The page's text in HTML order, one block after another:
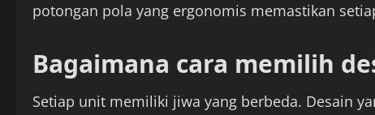
potongan pola yang ergonomis memastikan
Bagaimana cara memilih
Setiap unit memiliki jiwa yang berbeda. Desain